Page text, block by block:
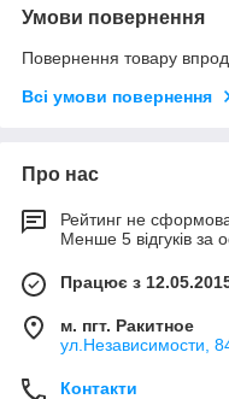
Умови повернення
Повернення товару
Всі умови повернення
Про нас
Рейтинг не
Менше 5 відгуків за
Працює з
м. пгт. Ракитное
ул.Независимости,
Контакти